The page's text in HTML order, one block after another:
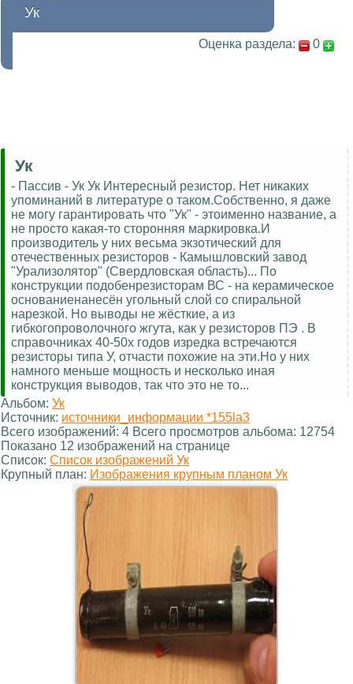
Ук
Оценка раздела: 0
Ук
- Пассив - Ук Ук Интересный резистор. Нет никаких
упоминаний в литературе о таком.Собственно, я даже
не могу гарантировать что "Ук" - этоименно название, а
не просто какая-то сторонняя маркировка.И
производитель у них весьма экзотический для
отечественных резисторов - Камышловский завод
"Урализолятор" (Свердловская область)... По
конструкции подобенрезисторам ВС - на керамическое
основаниенанесён угольный слой со спиральной
нарезкой. Но выводы не жёсткие, а из
гибкогопроволочного жгута, как у резисторов ПЭ . В
справочниках 40-50х годов изредка встречаются
резисторы типа У, отчасти похожие на эти.Но у них
намного меньше мощность и несколько иная
конструкция выводов, так что это не то...
Альбом: Ук
Источник: источники_информации *155la3
Всего изображений: 4 Всего просмотров альбома: 12754
Показано 12 изображений на странице
Список: Список изображений Ук
Крупный план: Изображения крупным планом Ук